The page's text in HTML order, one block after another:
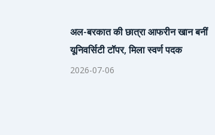
अल-बरकात की छात्रा आफरीन खान बनीं
यूनिवर्सिटी टॉपर, मिला स्वर्ण पदक
2026-07-06